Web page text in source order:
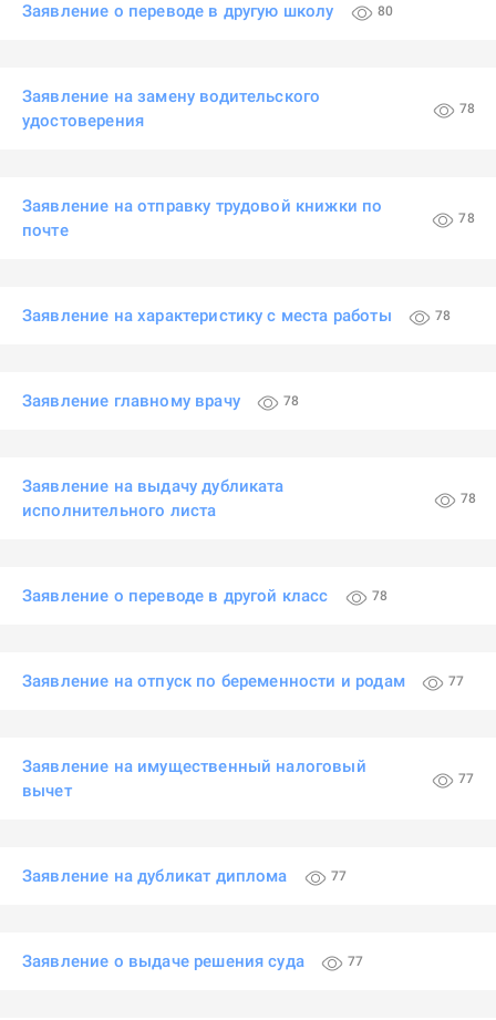
Заявление о переводе в другую школу 80
Заявление на замену водительского
удостоверения
78
Заявление на отправку трудовой книжки по
почте
78
Заявление на характеристику с места работы 78
Заявление главному врачу 78
Заявление на выдачу дубликата
исполнительного листа
78
Заявление о переводе в другой класс 78
Заявление на отпуск по беременности и родам 77
Заявление на имущественный налоговый
вычет
77
Заявление на дубликат диплома 77
Заявление о выдаче решения суда 77